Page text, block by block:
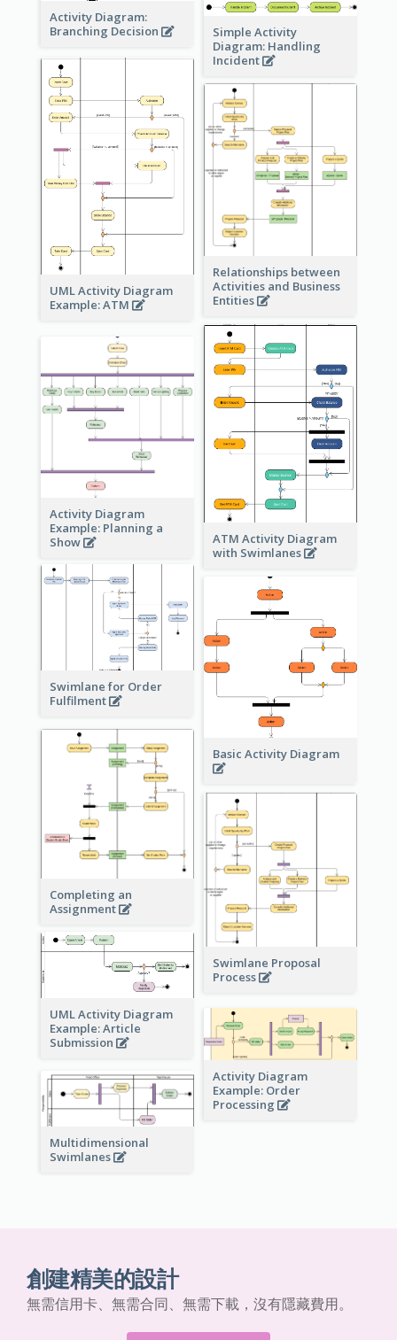
Activity Diagram:
Branching Decision
Simple Activity
Diagram: Handling
Incident
UML Activity Diagram
Example: ATM
Relationships between
Activities and Business
Entities
ATM Activity Diagram
with Swimlanes
Activity Diagram
Example: Planning a
Show
Swimlane for Order
Fulfilment
Basic Activity Diagram
Completing an
Assignment
Swimlane Proposal
Process
UML Activity Diagram
Example: Article
Submission
Activity Diagram
Example: Order
Processing
Multidimensional
Swimlanes
創建精美的設計
無需信用卡、無需合同、無需下載，沒有隱藏費用。